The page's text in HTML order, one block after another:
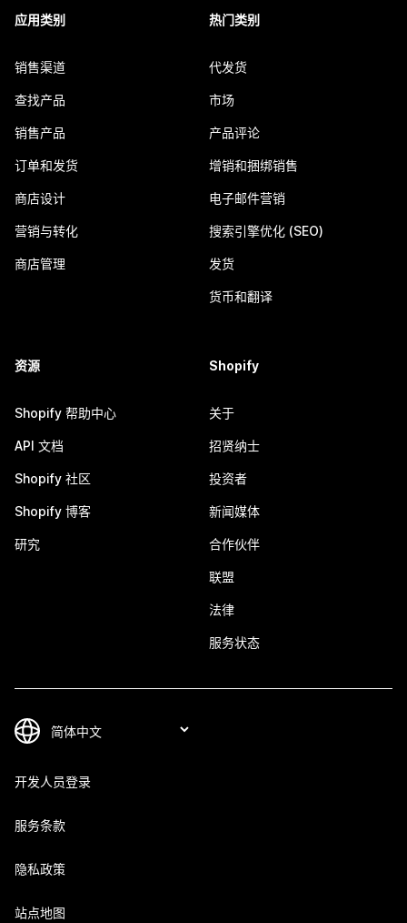
应用类别
销售渠道
查找产品
销售产品
订单和发货
商店设计
营销与转化
商店管理
热门类别
代发货
市场
产品评论
增销和捆绑销售
电子邮件营销
搜索引擎优化 (SEO)
发货
货币和翻译
资源
Shopify 帮助中心
API 文档
Shopify 社区
Shopify 博客
研究
Shopify
关于
招贤纳士
投资者
新闻媒体
合作伙伴
联盟
法律
服务状态
开发人员登录
服务条款
隐私政策
站点地图